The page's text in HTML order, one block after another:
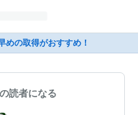
めの取得がおすすめ！
読者になる